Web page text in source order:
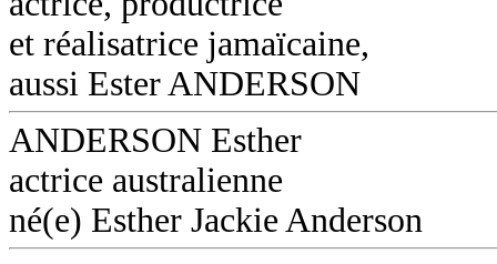
et réalisatrice jamaïcaine,
aussi Ester ANDERSON
ANDERSON Esther
actrice australienne
né(e) Esther Jackie Anderson